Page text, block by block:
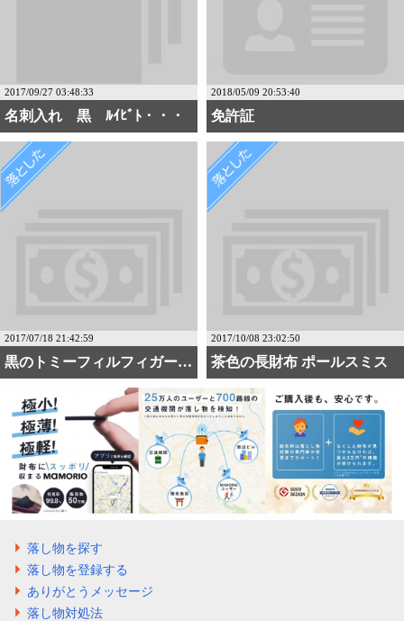
2017/09/27 03:48:33
名刺入れ 黒 ﾙｲﾋﾞﾄ・・・
2018/05/09 20:53:40
免許証
2017/07/18 21:42:59
黒のトミーフィルフィガーの財布
2017/10/08 23:02:50
茶色の長財布 ポールスミス
落し物を探す
落し物を登録する
ありがとうメッセージ
落し物対処法